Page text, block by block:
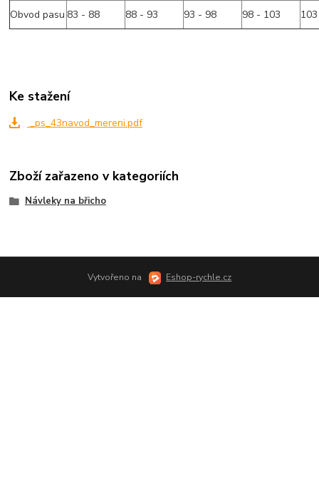
Obvod pasu 83 - 88 88 - 93 93 - 98 98 - 103
Ke stažení
_ps_43navod_mereni.pdf
Zboží zařazeno v kategoriích
Návleky na břicho
Vytvořeno na Eshop-rychle.cz